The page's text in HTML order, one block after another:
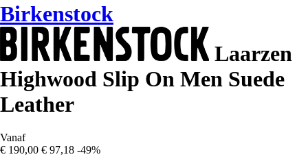
Birkenstock
Laarzen
Highwood Slip On Men Suede
Leather
Vanaf
€ 190,00 € 97,18 -49%